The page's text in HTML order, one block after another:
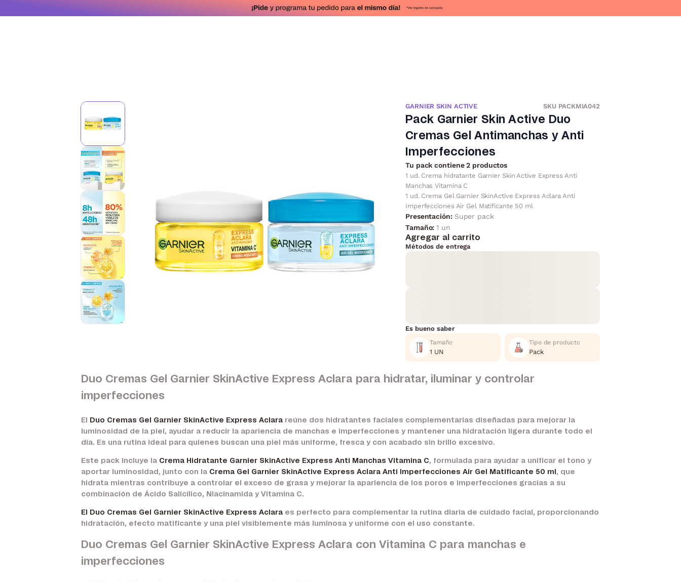
GARNIER SKIN ACTIVE SKU PACKMIA042
Pack Garnier Skin Active Duo
Cremas Gel Antimanchas y Anti
Imperfecciones
Tu pack contiene 2 productos
1 ud. Crema hidratante Garnier Skin Active Express Anti
Manchas Vitamina C
1 ud. Crema Gel Garnier SkinActive Express Aclara Anti
Imperfecciones Air Gel Matificante 50 ml
Presentación: Super pack
Tamaño:1 un
Agregar al carrito
Métodos de entrega
Es bueno saber
Tamaño
1 UN
Tipo de producto
Pack
Duo Cremas Gel Garnier SkinActive Express Aclara para hidratar, iluminar y controlar
imperfecciones
El Duo Cremas Gel Garnier SkinActive Express Aclara reúne dos hidratantes faciales complementarias diseñadas para mejorar la
luminosidad de la piel, ayudar a reducir la apariencia de manchas e imperfecciones y mantener una hidratación ligera durante todo el
día. Es una rutina ideal para quienes buscan una piel más uniforme, fresca y con acabado sin brillo excesivo.
Este pack incluye la Crema Hidratante Garnier SkinActive Express Anti Manchas Vitamina C, formulada para ayudar a unificar el tono y
aportar luminosidad, junto con la Crema Gel Garnier SkinActive Express Aclara Anti Imperfecciones Air Gel Matificante 50 ml , que
hidrata mientras contribuye a controlar el exceso de grasa y mejorar la apariencia de los poros e imperfecciones gracias a su
combinación de Ácido Salicílico, Niacinamida y Vitamina C.
El Duo Cremas Gel Garnier SkinActive Express Aclara es perfecto para complementar la rutina diaria de cuidado facial, proporcionando
hidratación, efecto matificante y una piel visiblemente más luminosa y uniforme con el uso constante.
Duo Cremas Gel Garnier SkinActive Express Aclara con Vitamina C para manchas e
imperfecciones